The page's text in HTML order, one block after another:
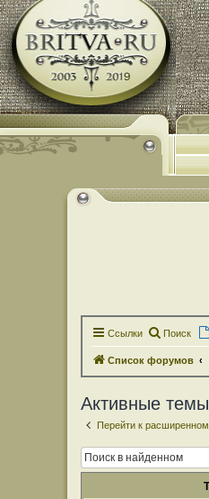
Ссылки Поиск
Список форумов
Активные темы
Перейти к